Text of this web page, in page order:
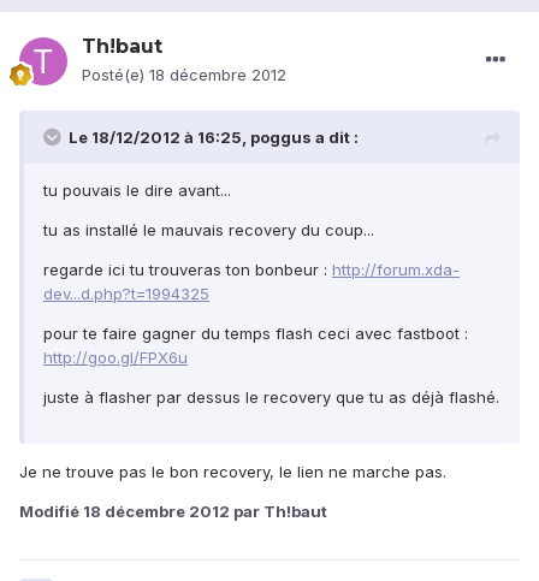
Th!baut
Posté(e) 18 décembre 2012
Le 18/12/2012 à 16:25, poggus a dit :
tu pouvais le dire avant...
tu as installé le mauvais recovery du coup...
regarde ici tu trouveras ton bonbeur : http://forum.xda-
dev...d.php?t=1994325
pour te faire gagner du temps flash ceci avec fastboot :
http://goo.gl/FPX6u
juste à flasher par dessus le recovery que tu as déjà flashé.
Je ne trouve pas le bon recovery, le lien ne marche pas.
Modifié 18 décembre 2012 par Th!baut